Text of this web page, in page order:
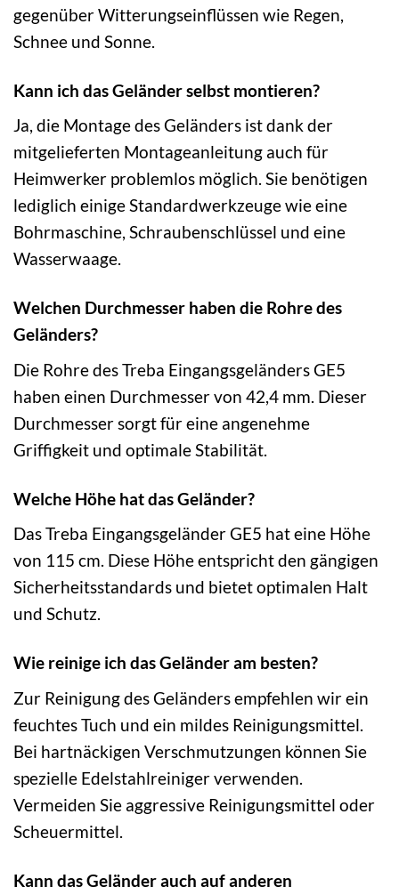
gegenüber Witterungseinflüssen wie Regen,
Schnee und Sonne.
Kann ich das Geländer selbst montieren?
Ja, die Montage des Geländers ist dank der
mitgelieferten Montageanleitung auch für
Heimwerker problemlos möglich. Sie benötigen
lediglich einige Standardwerkzeuge wie eine
Bohrmaschine, Schraubenschlüssel und eine
Wasserwaage.
Welchen Durchmesser haben die Rohre des
Geländers?
Die Rohre des Treba Eingangsgeländers GE5
haben einen Durchmesser von 42,4 mm. Dieser
Durchmesser sorgt für eine angenehme
Griffigkeit und optimale Stabilität.
Welche Höhe hat das Geländer?
Das Treba Eingangsgeländer GE5 hat eine Höhe
von 115 cm. Diese Höhe entspricht den gängigen
Sicherheitsstandards und bietet optimalen Halt
und Schutz.
Wie reinige ich das Geländer am besten?
Zur Reinigung des Geländers empfehlen wir ein
feuchtes Tuch und ein mildes Reinigungsmittel.
Bei hartnäckigen Verschmutzungen können Sie
spezielle Edelstahlreiniger verwenden.
Vermeiden Sie aggressive Reinigungsmittel oder
Scheuermittel.
Kann das Geländer auch auf anderen